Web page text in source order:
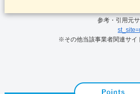
参考・引用元サ
※その他当該事業者関連サイ